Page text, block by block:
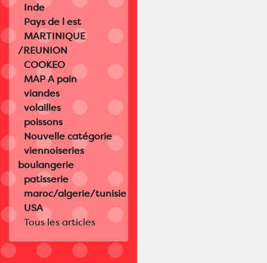
Inde
Pays de l est
MARTINIQUE
/REUNION
COOKEO
MAP A pain
viandes
volailles
poissons
Nouvelle catégorie
viennoiseries
boulangerie
patisserie
maroc/algerie/tunisie
USA
Tous les articles